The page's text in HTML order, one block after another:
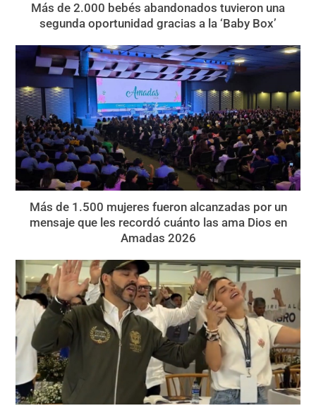
Más de 2.000 bebés abandonados tuvieron una
segunda oportunidad gracias a la ‘Baby Box’
Más de 1.500 mujeres fueron alcanzadas por un
mensaje que les recordó cuánto las ama Dios en
Amadas 2026